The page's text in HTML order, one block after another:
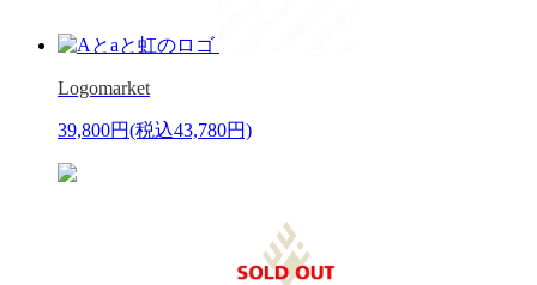
Logomarket
39,800円(税込43,780円)